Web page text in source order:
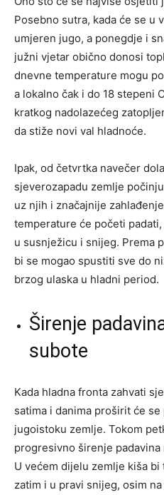
Posebno sutra, kada će se u
umjeren jugo, a ponegdje i
južni vjetar obično donosi
dnevne temperature mogu
a lokalno čak i do 18 stepeni
kratkog nadolazećeg
da stiže novi val hladnoće.
Ipak, od četvrtka navečer
sjeverozapadu zemlje
uz njih i značajnije
temperature će početi
u susnježicu i snijeg. Prema
bi se mogao spustiti sve do
brzog ulaska u hladni period.
Širenje
subote
Kada hladna fronta zahvati
satima i danima proširit će
jugoistoku zemlje. Tokom
progresivno širenje
U većem dijelu zemlje kiša
zatim i u pravi snijeg, osim